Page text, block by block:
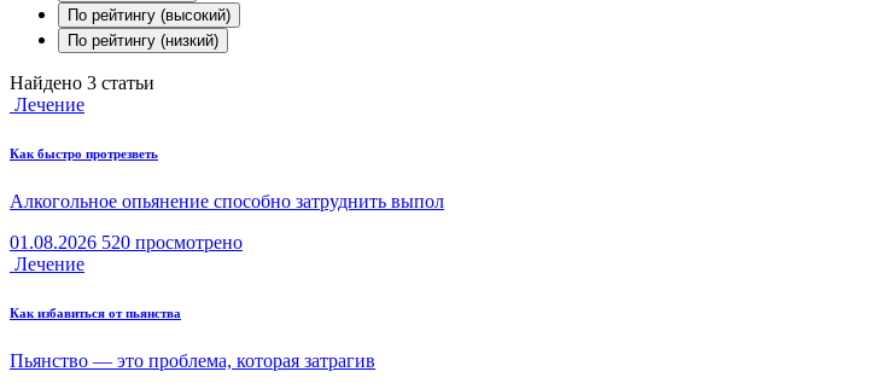
По рейтингу (высокий)
По рейтингу (низкий)
Найдено 3 статьи
Лечение
Как быстро протрезветь
Алкогольное опьянение способно затруднить выпол
01.08.2026 520 просмотрено
Лечение
Как избавиться от пьянства
Пьянство — это проблема, которая затрагив